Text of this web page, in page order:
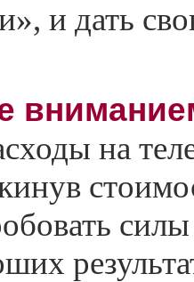
и дать
на